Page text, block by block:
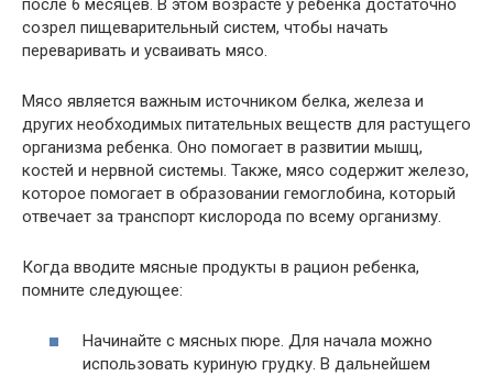
после 6 месяцев. В этом возрасте у ребенка достаточно
созрел пищеварительный систем, чтобы начать
переваривать и усваивать мясо.
Мясо является важным источником белка, железа и
других необходимых питательных веществ для растущего
организма ребенка. Оно помогает в развитии мышц,
костей и нервной системы. Также, мясо содержит железо,
которое помогает в образовании гемоглобина, который
отвечает за транспорт кислорода по всему организму.
Когда вводите мясные продукты в рацион ребенка,
помните следующее:
Начинайте с мясных пюре. Для начала можно
использовать куриную грудку. В дальнейшем